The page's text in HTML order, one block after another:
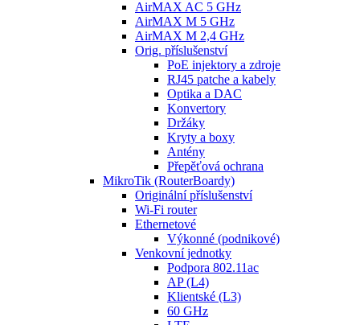
AirMAX AC 5 GHz
AirMAX M 5 GHz
AirMAX M 2,4 GHz
Orig. příslušenství
PoE injektory a zdroje
RJ45 patche a kabely
Optika a DAC
Konvertory
Držáky
Kryty a boxy
Antény
Přepěťová ochrana
MikroTik (RouterBoardy)
Originální příslušenství
Wi-Fi router
Ethernetové
Výkonné (podnikové)
Venkovní jednotky
Podpora 802.11ac
AP (L4)
Klientské (L3)
60 GHz